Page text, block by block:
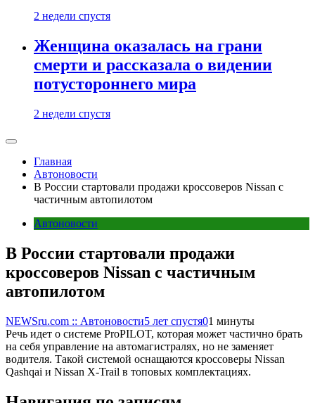
2 недели спустя
Женщина оказалась на грани
смерти и рассказала о видении
потустороннего мира
2 недели спустя
Главная
Автоновости
В России стартовали продажи кроссоверов Nissan с
частичным автопилотом
Автоновости
В России стартовали продажи
кроссоверов Nissan с частичным
автопилотом
NEWSru.com :: Автоновости5 лет спустя01 минуты
Речь идет о системе ProPILOT, которая может частично брать
на себя управление на автомагистралях, но не заменяет
водителя. Такой системой оснащаются кроссоверы Nissan
Qashqai и Nissan X-Trail в топовых комплектациях.